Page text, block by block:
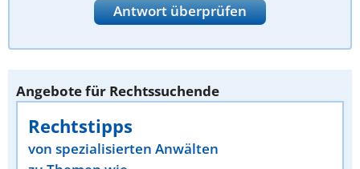
Antwort überprüfen
Angebote für Rechtssuchende
Rechtstipps
von spezialisierten Anwälten